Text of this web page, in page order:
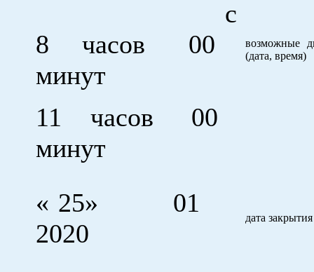
с
8 часов 00
минут
11 часов 00
минут
возможные
(дата, время)
« 25» 01
2020
дата